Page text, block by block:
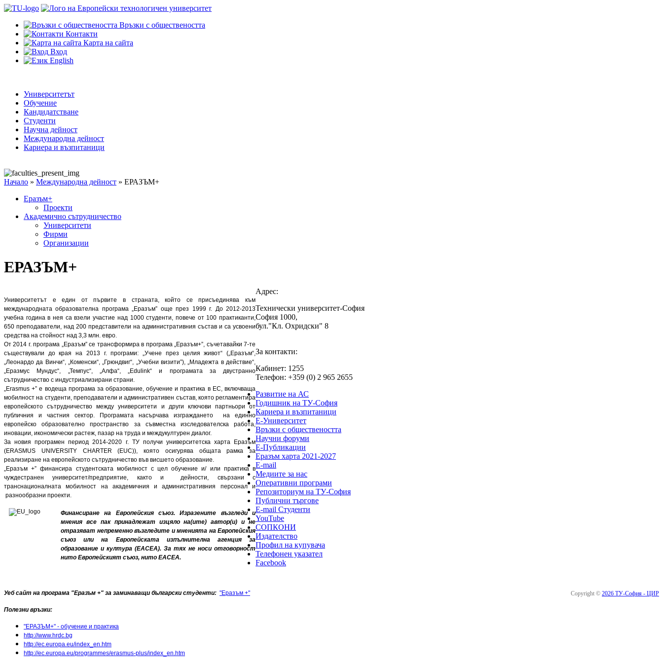
Връзки с обществеността
Контакти
Карта на сайта
Вход
English
Университетът
Обучение
Кандидатстване
Студенти
Научна дейност
Международна дейност
Кариера и възпитаници
Начало » Международна дейност » ЕРАЗЪМ+
Еразъм+
Проекти
Академично сътрудничество
Университети
Фирми
Организации
ЕРАЗЪМ+
Университетът е един от първите в страната, който се присъединява към
международната образователна програма „Еразъм” още през 1999 г. До 2012-2013
учебна година в нея са взели участие над 1000 студенти, повече от 100 практиканти,
650 преподаватели, над 200 представители на административния състав и са усвоени
средства на стойност над 3,3 млн. евро.
От 2014 г. програма „Еразъм” се трансформира в програма „Еразъм+”, съчетавайки 7-те
съществували до края на 2013 г. програми: „Учене през целия живот“ („Еразъм“,
„Леонардо да Винчи“, „Коменски“, „Грюндвиг“, „Учебни визити”), „Младежта в действие“,
„Еразмус Мундус“, „Темпус“, „Алфа“, „Edulink“ и програмата за двустранно
сътрудничество с индустриализирани страни.
„Erasmus +” е водеща програма за образование, обучение и практика в ЕС, включваща
мобилност на студенти, преподаватели и административен състав, която регламентира
европейското сътрудничество между университети и други ключови партньори от
публичния и частния сектор. Програмата насърчава изграждането на единно
европейско образователно пространство за съвместна изследователска работа,
иновации, икономически растеж, пазар на труда и междукултурен диалог.
За новия програмен период 2014-2020 г. ТУ получи университетска харта Еразъм
(ERASMUS UNIVERSITY CHARTER (EUC)), която осигурява общата рамка за
реализиране на европейското сътрудничество във висшето образование.
„Еразъм +” финансира студентската мобилност с цел обучение и/ или практика в
чуждестранен университет/предприятие, както и дейности, свързани с
транснационалната мобилност на академичния и административния персонал и
разнообразни проекти.
Финансиране на Европейския съюз. Изразените възгледи и
мнения все пак принадлежат изцяло на(ите) автор(и) и не
отразяват непременно възгледите и мненията на Европейския
съюз или на Европейската изпълнителна агенция за
образование и култура (EACEA). За тях не носи отговорност
нито Европейският съюз, нито EACEA.
Уеб сайт на програма "Еразъм +" за заминаващи български студенти: "Еразъм +"
Полезни връзки:
"ЕРАЗЪМ+" - oбучение и практика
http://www.hrdc.bg
http://ec.europa.eu/index_en.htm
http://ec.europa.eu/programmes/erasmus-plus/index_en.htm
Адрес:
Технически университет-София
София 1000,
бул."Кл. Охридски" 8
За контакти:
Кабинет: 1255
Телефон: +359 (0) 2 965 2655
Развитие на АС
Годишник на ТУ-София
Кариера и възпитаници
Е-Университет
Връзки с обществеността
Научни форуми
Е-Публикации
Еразъм харта 2021-2027
E-mail
Медиите за нас
Оперативни програми
Репозиториум на ТУ-София
Публични търгове
Е-mail Студенти
YouTube
СОПКОНИ
Издателство
Профил на купувача
Телефонен указател
Facebook
Copyright © 2026 ТУ-София - ЦИР